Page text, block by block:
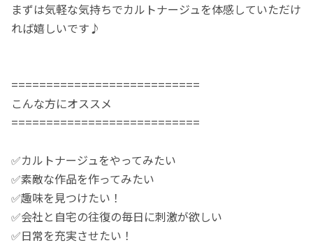
まずは気軽な気持ちでカルトナージュを体感していただけ
れば嬉しいです♪
===========================
こんな方にオススメ
===========================
✅カルトナージュをやってみたい
✅素敵な作品を作ってみたい
✅趣味を見つけたい！
✅会社と自宅の往復の毎日に刺激が欲しい
✅日常を充実させたい！